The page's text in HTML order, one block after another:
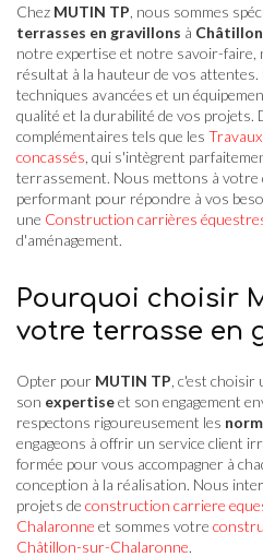
Chez MUTIN TP , nous sommes
terrasses en gravillons à
notre expertise et notre savoir-faire,
résultat à la hauteur de vos attentes.
techniques avancées et un
qualité et la durabilité de vos projets.
complémentaires tels que les Travaux
concassés , qui s'intègrent
terrassement. Nous mettons à votre
performant pour répondre à vos
une Construction carrières
d'aménagement.
Pourquoi choisir
votre terrasse en
Opter pour MUTIN TP , c'est
son expertiseet son engagement
respectons rigoureusement les
engageons à offrir un service client
formée pour vous accompagner à
conception à la réalisation. Nous
projets de construction carriere
Chalaronne et sommes votre
Châtillon-sur-Chalaronne.